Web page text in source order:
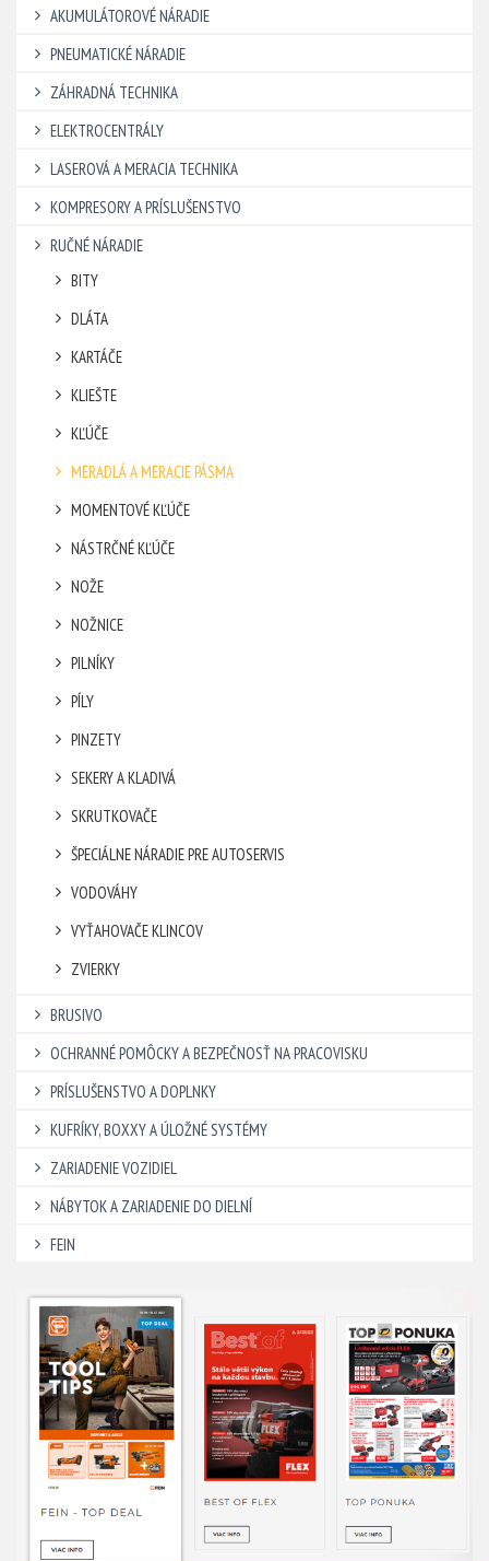
AKUMULÁTOROVÉ NÁRADIE
PNEUMATICKÉ NÁRADIE
ZÁHRADNÁ TECHNIKA
ELEKTROCENTRÁLY
LASEROVÁ A MERACIA TECHNIKA
KOMPRESORY A PRÍSLUŠENSTVO
RUČNÉ NÁRADIE
BITY
DLÁTA
KARTÁČE
KLIEŠTE
KĽÚČE
MERADLÁ A MERACIE PÁSMA
MOMENTOVÉ KĽÚČE
NÁSTRČNÉ KĽÚČE
NOŽE
NOŽNICE
PILNÍKY
PÍLY
PINZETY
SEKERY A KLADIVÁ
SKRUTKOVAČE
ŠPECIÁLNE NÁRADIE PRE AUTOSERVIS
VODOVÁHY
VYŤAHOVAČE KLINCOV
ZVIERKY
BRUSIVO
OCHRANNÉ POMÔCKY A BEZPEČNOSŤ NA PRACOVISKU
PRÍSLUŠENSTVO A DOPLNKY
KUFRÍKY, BOXXY A ÚLOŽNÉ SYSTÉMY
ZARIADENIE VOZIDIEL
NÁBYTOK A ZARIADENIE DO DIELNÍ
FEIN